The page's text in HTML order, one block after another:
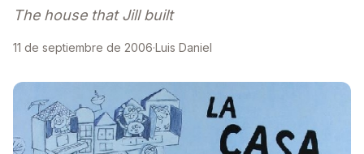
The house that Jill built
11 de septiembre de 2006·Luis Daniel